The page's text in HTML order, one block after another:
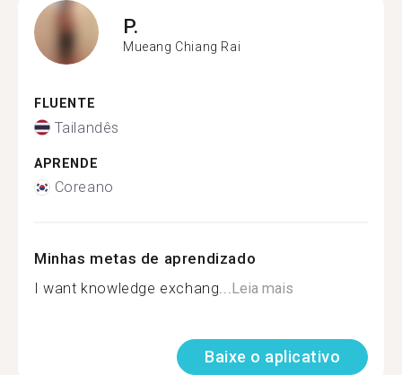
P.
Mueang Chiang Rai
FLUENTE
Tailandês
APRENDE
Coreano
Minhas metas de aprendizado
I want knowledge exchang...Leia mais
Baixe o aplicativo